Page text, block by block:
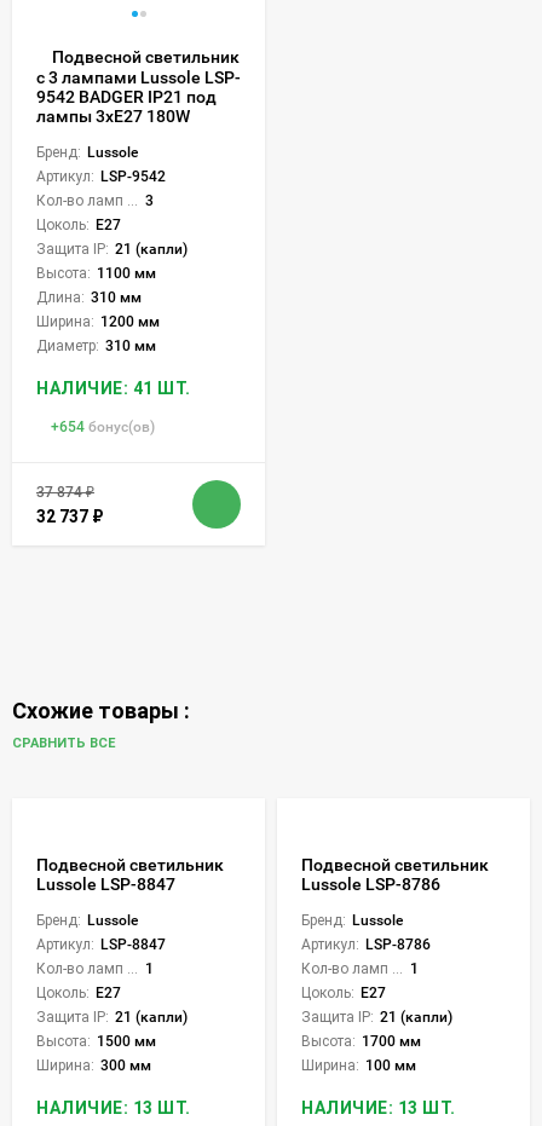
Подвесной светильник
с 3 лампами Lussole LSP-
9542 BADGER IP21 под
лампы 3xE27 180W
Бренд: Lussole
Артикул: LSP-9542
3
Цоколь: E27
Защита IP: 21 (капли)
Высота: 1100 мм
Длина: 310 мм
Ширина: 1200 мм
Диаметр: 310 мм
НАЛИЧИЕ: 41 ШТ.
+654 бонус(ов)
37 874₽
32 737 ₽
Схожие товары :
СРАВНИТЬ ВСЕ
Подвесной светильник
Lussole LSP-8847
Бренд: Lussole
Артикул: LSP-8847
1
Цоколь: E27
Защита IP: 21 (капли)
Высота: 1500 мм
Ширина: 300 мм
НАЛИЧИЕ: 13 ШТ.
Подвесной светильник
Lussole LSP-8786
Бренд: Lussole
Артикул: LSP-8786
1
Цоколь: E27
Защита IP: 21 (капли)
Высота: 1700 мм
Ширина: 100 мм
НАЛИЧИЕ: 13 ШТ.